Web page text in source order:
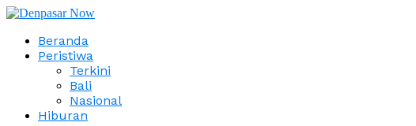
Beranda
Peristiwa
Terkini
Bali
Nasional
Hiburan